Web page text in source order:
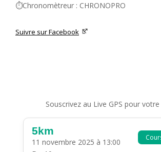
⏱️Chronomètreur : CHRONOPRO
Suivre sur Facebook
Souscrivez au Live GPS pour
5km
11 novembre 2025 à 13:00